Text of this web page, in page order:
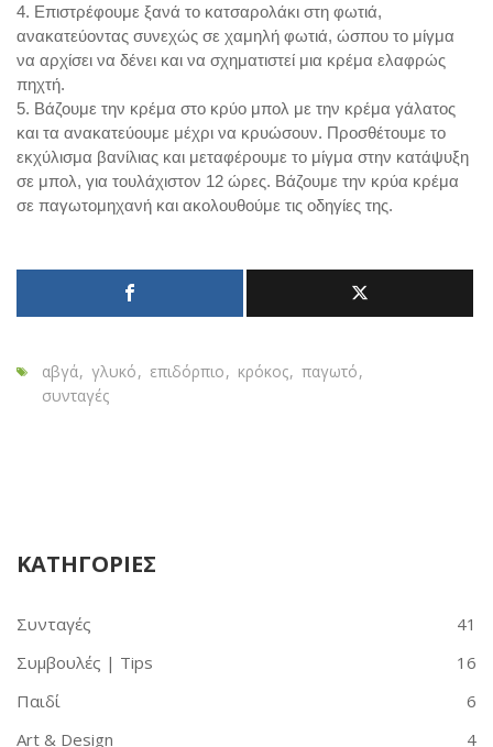
4. Επιστρέφουμε ξανά το κατσαρολάκι στη φωτιά,
ανακατεύοντας συνεχώς σε χαμηλή φωτιά, ώσπου το μίγμα
να αρχίσει να δένει και να σχηματιστεί μια κρέμα ελαφρώς
πηχτή.
5. Βάζουμε την κρέμα στο κρύο μπολ με την κρέμα γάλατος
και τα ανακατεύουμε μέχρι να κρυώσουν. Προσθέτουμε το
εκχύλισμα βανίλιας και μεταφέρουμε το μίγμα στην κατάψυξη
σε μπολ, για τουλάχιστον 12 ώρες. Βάζουμε την κρύα κρέμα
σε παγωτομηχανή και ακολουθούμε τις οδηγίες της.
αβγά γλυκό επιδόρπιο κρόκος παγωτό
συνταγές
ΚΑΤΗΓΟΡΙΕΣ
Συνταγές
41
Συμβουλές | Tips
16
Παιδί
6
Art & Design
4